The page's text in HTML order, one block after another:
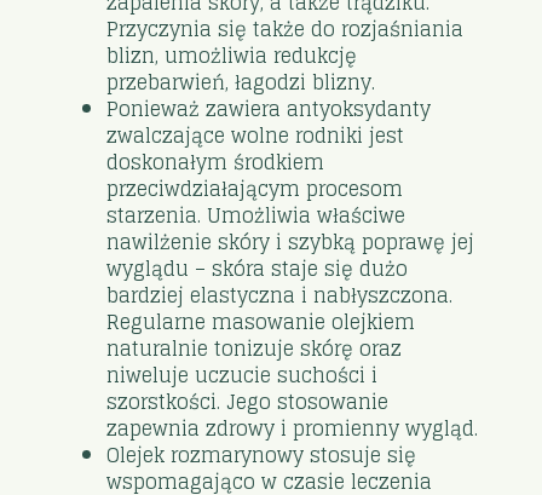
Przyczynia się także do rozjaśniania
blizn, umożliwia redukcję
przebarwień, łagodzi blizny.
Ponieważ zawiera antyoksydanty
zwalczające wolne rodniki jest
doskonałym środkiem
przeciwdziałającym procesom
starzenia. Umożliwia właściwe
nawilżenie skóry i szybką poprawę jej
wyglądu – skóra staje się dużo
bardziej elastyczna i nabłyszczona.
Regularne masowanie olejkiem
naturalnie tonizuje skórę oraz
niweluje uczucie suchości i
szorstkości. Jego stosowanie
zapewnia zdrowy i promienny wygląd.
Olejek rozmarynowy stosuje się
wspomagająco w czasie leczenia